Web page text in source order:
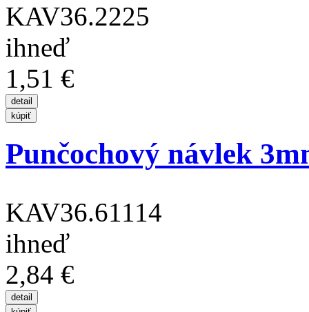
KAV36.2225
ihneď
1,51 €
Punčochový návlek
KAV36.61114
ihneď
2,84 €